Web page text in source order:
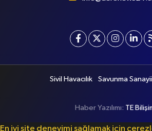
Sivil Havacılık Savunma Sanayii
Haber Yazılımı: TE
En iyi site deneyimi sağlamak için